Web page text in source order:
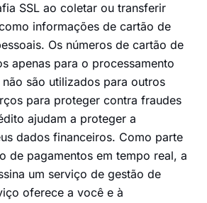
SSL ao coletar ou transferir
informações de cartão de
Os números de cartão de
apenas para o processamento
são utilizados para outros
para proteger contra fraudes
ajudam a proteger a
dados financeiros. Como parte
de pagamentos em tempo real, a
um serviço de gestão de
oferece a você e à